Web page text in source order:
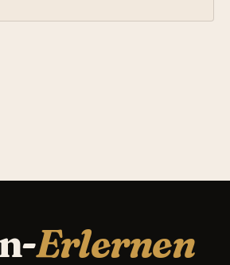
Erlernen